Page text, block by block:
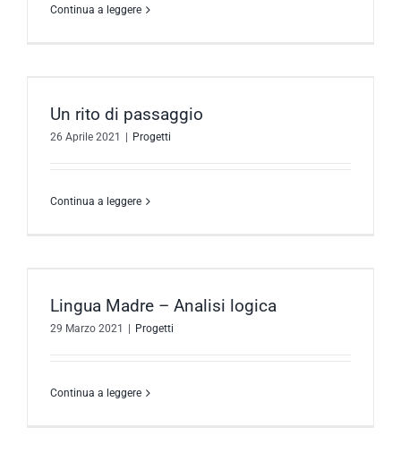
Continua a leggere
Un rito di passaggio
26 Aprile 2021 | Progetti
Continua a leggere
Lingua Madre – Analisi logica
29 Marzo 2021 | Progetti
Continua a leggere